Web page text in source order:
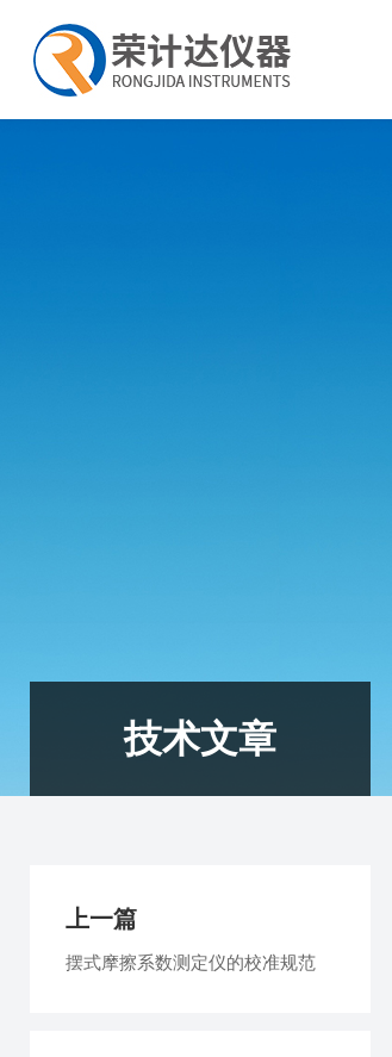
技术文章
上一篇
摆式摩擦系数测定仪的校准规范